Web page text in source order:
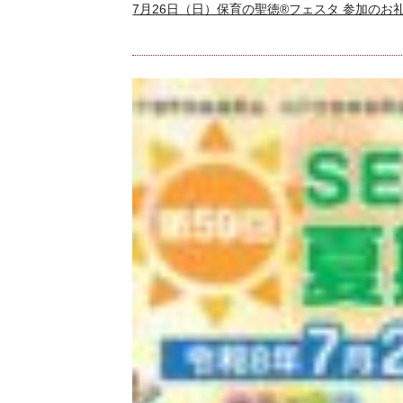
7月26日（日）保育の聖徳®フェスタ 参加のお